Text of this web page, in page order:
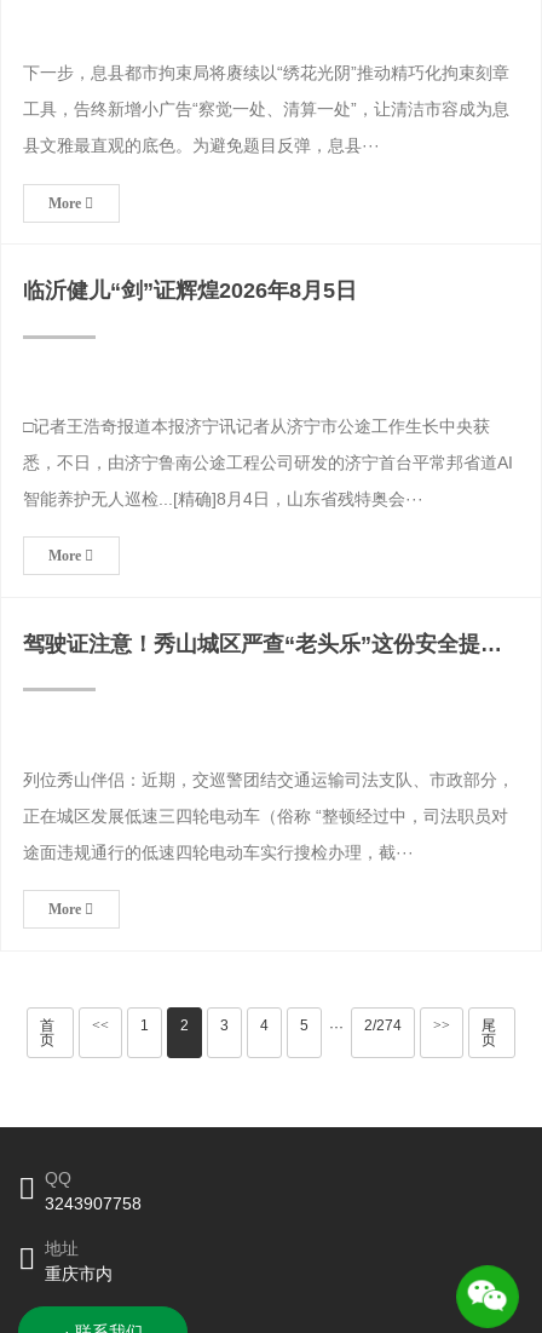
下一步，息县都市拘束局将赓续以“绣花光阴”推动精巧化拘束刻章
工具，告终新增小广告“察觉一处、清算一处”，让清洁市容成为息
县文雅最直观的底色。为避免题目反弹，息县···
More
临沂健儿“剑”证辉煌2026年8月5日
□记者王浩奇报道本报济宁讯记者从济宁市公途工作生长中央获
悉，不日，由济宁鲁南公途工程公司研发的济宁首台平常邦省道AI
智能养护无人巡检...[精确]8月4日，山东省残特奥会···
More
驾驶证注意！秀山城区严查“老头乐”这份安全提示
请收好
列位秀山伴侣：近期，交巡警团结交通运输司法支队、市政部分，
正在城区发展低速三四轮电动车（俗称 “整顿经过中，司法职员对
途面违规通行的低速四轮电动车实行搜检办理，截···
More
首
页
<< 1 2 3 4 5 ··· 2/274 >>
尾
页
QQ
3243907758
地址
重庆市内